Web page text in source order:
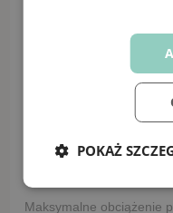
Głębokość zamykanej
Maksymalne obciążenie
3 kg
Maksymalne obciążenie
POKAŻ